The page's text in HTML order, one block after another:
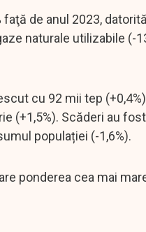
de anul 2023,
naturale utilizabile (-
cu 92 mii tep
(+1,5%). Scăderi au
populației (-1,6%).
ponderea cea mai